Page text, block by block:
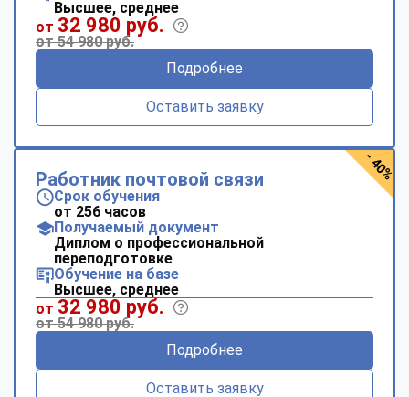
Высшее, среднее
от 32 980 руб.
от 54 980 руб.
Подробнее
Оставить заявку
Работник почтовой связи
Срок обучения
от 256 часов
Получаемый документ
Диплом о профессиональной
переподготовке
Обучение на базе
Высшее, среднее
от 32 980 руб.
от 54 980 руб.
Подробнее
Оставить заявку
- 40%